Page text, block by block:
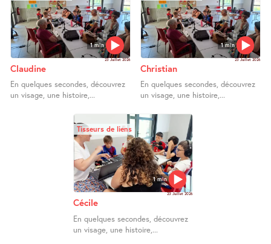
1 min
23 Juillet 2026
Claudine
En quelques secondes, découvrez
un visage, une histoire,...
1 min
23 Juillet 2026
Christian
En quelques secondes, découvrez
un visage, une histoire,...
1 min
Tisseurs de liens
23 Juillet 2026
Cécile
En quelques secondes, découvrez
un visage, une histoire,...